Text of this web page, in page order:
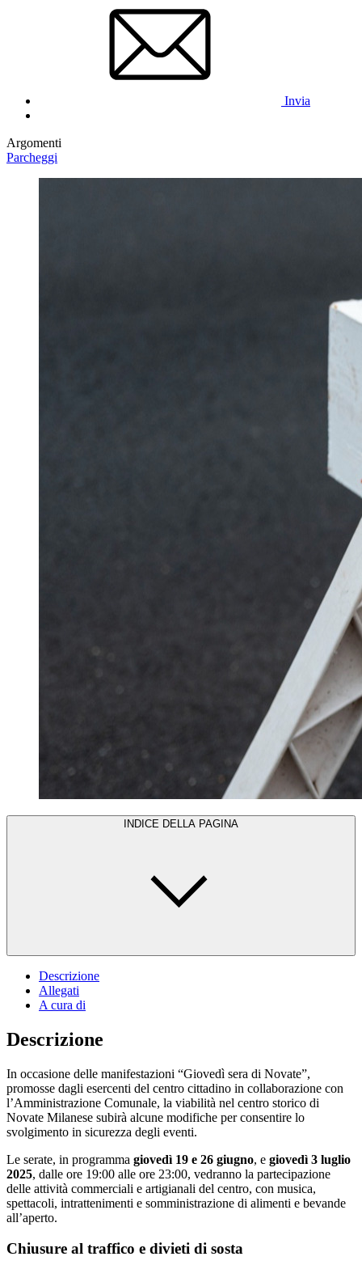
Invia
Argomenti
Parcheggi
INDICE DELLA PAGINA
Descrizione
Allegati
A cura di
Descrizione
In occasione delle manifestazioni “Giovedì sera di Novate”,
promosse dagli esercenti del centro cittadino in collaborazione con
l’Amministrazione Comunale, la viabilità nel centro storico di
Novate Milanese subirà alcune modifiche per consentire lo
svolgimento in sicurezza degli eventi.
Le serate, in programma giovedì 19 e 26 giugno, e giovedì 3 luglio
2025, dalle ore 19:00 alle ore 23:00, vedranno la partecipazione
delle attività commerciali e artigianali del centro, con musica,
spettacoli, intrattenimenti e somministrazione di alimenti e bevande
all’aperto.
Chiusure al traffico e divieti di sosta